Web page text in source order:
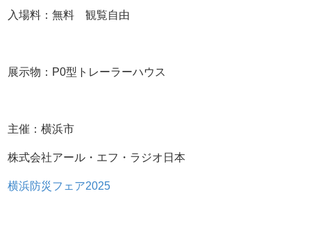
入場料：無料 観覧自由
展示物：P0型トレーラーハウス
主催：横浜市
株式会社アール・エフ・ラジオ日本
横浜防災フェア2025